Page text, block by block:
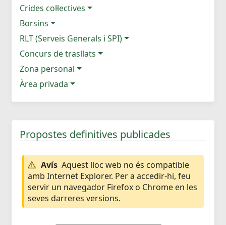
Crides col·lectives
Borsins
RLT (Serveis Generals i SPI)
Concurs de trasllats
Zona personal
Àrea privada
Propostes definitives publicades
Avís Aquest lloc web no és compatible
amb Internet Explorer. Per a accedir-hi, feu
servir un navegador Firefox o Chrome en les
seves darreres versions.